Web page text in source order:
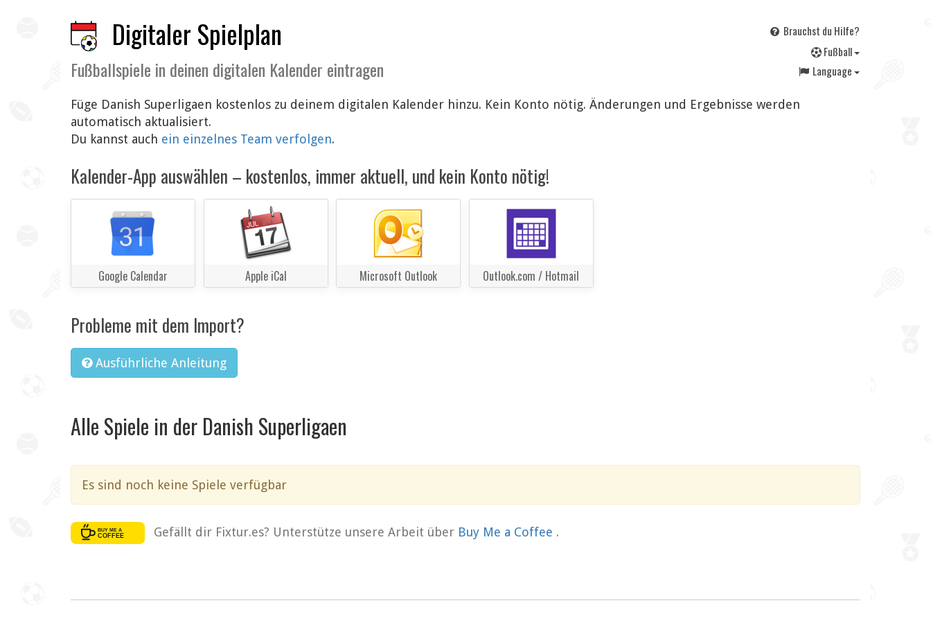
Digitaler Spielplan
Fußballspiele in deinen digitalen Kalender eintragen
Brauchst du Hilfe?
Fußball
Language
Füge Danish Superligaen kostenlos zu deinem digitalen Kalender hinzu. Kein Konto nötig. Änderungen und Ergebnisse werden
automatisch aktualisiert.
Du kannst auch ein einzelnes Team verfolgen.
Kalender-App auswählen – kostenlos, immer aktuell, und kein Konto nötig!
Google Calendar Apple iCal Microsoft Outlook Outlook.com / Hotmail
Probleme mit dem Import?
Ausführliche Anleitung
Alle Spiele in der Danish Superligaen
Es sind noch keine Spiele verfügbar
Gefällt dir Fixtur.es? Unterstütze unsere Arbeit über Buy Me a Coffee .